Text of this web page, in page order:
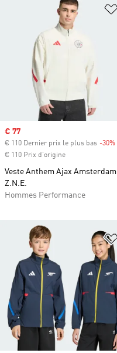
Prix soldé
€ 77
€ 110 Dernier prix le plus bas -30%
€ 110 Prix d'origine
Veste Anthem Ajax Amsterdam
Z.N.E.
Hommes Performance